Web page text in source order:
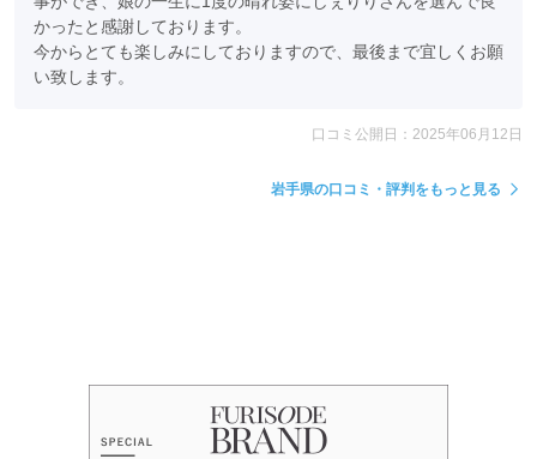
かったと感謝しております。
今からとても楽しみにしておりますので、最後まで宜しくお願
い致します。
口コミ公開日：2025年06月12日
岩手県の口コミ・評判をもっと見る